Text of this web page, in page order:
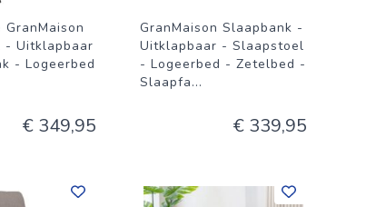
- Uitklapbaar
- Logeerbed
€ 349,95
GranMaison Slaapbank -
Uitklapbaar - Slaapstoel
- Logeerbed - Zetelbed -
Slaapfa...
€ 339,95